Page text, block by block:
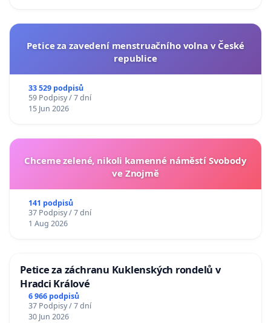
Petice za zavedení menstruačního volna v České
republice
33 529 podpisů
59 Podpisy / 7 dní
15 Jun 2026
Chceme zelené, nikoli kamenné náměstí Svobody
ve Znojmě
141 podpisů
37 Podpisy / 7 dní
1 Aug 2026
Petice za záchranu Kuklenských rondelů v
Hradci Králové
6 966 podpisů
37 Podpisy / 7 dní
30 Jun 2026